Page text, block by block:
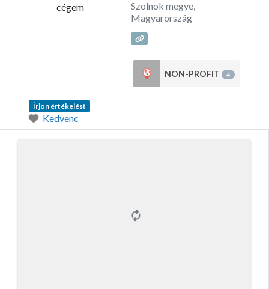
cégem
Szolnok megye,
Magyarország
NON-PROFIT 4
Írjon értékelést
Kedvenc